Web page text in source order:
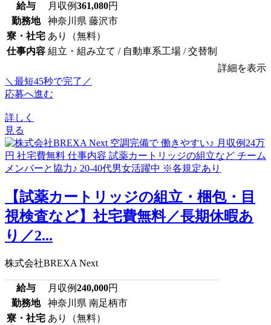
給与 月収例361,080円
勤務地
神奈川県 藤沢市
寮・社宅 あり（無料）
仕事内容 組立・組み立て / 自動車系工場 / 交替制
詳細を表示
＼最短45秒で完了／
応募へ進む
詳しく
見る
【試薬カートリッジの組立・梱包・目
視検査など】社宅費無料／長期休暇あ
り／2...
株式会社BREXA Next
給与 月収例240,000円
勤務地
神奈川県 南足柄市
寮・社宅 あり（無料）